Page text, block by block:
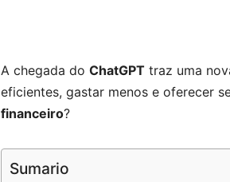
A chegada do ChatGPTtraz uma
eficientes, gastar menos e oferecer
financeiro?
Sumario